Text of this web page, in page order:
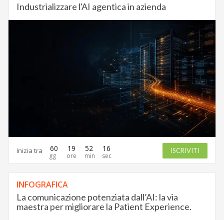
Industrializzare l'AI agentica in azienda
Inizia tra 60 19 52 15 ISCRIVITI
INFOGRAFICA
La comunicazione potenziata dall’AI: la via
maestra per migliorare la Patient Experience.